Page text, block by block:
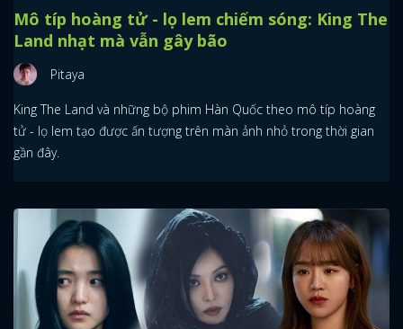
Mô típ hoàng tử - lọ lem chiếm sóng: King The
Land nhạt mà vẫn gây bão
Pitaya
King The Land và những bộ phim Hàn Quốc theo mô típ hoàng
tử - lọ lem tạo được ấn tượng trên màn ảnh nhỏ trong thời gian
gần đây.